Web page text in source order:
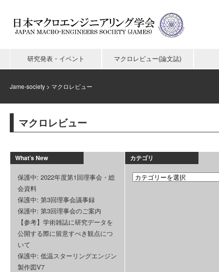
研究発表・イベント マクロレビュー(論文誌)
Jame-society > マクロレビュー
マクロレビュー
What’s New
保護中: 2022年度第1回理事会・総
会資料
保護中: 第3回理事会議事録
保護中: 第3回理事会のご案内
【参考】学術雑誌に研究データを
公開する際に留意すべき観点につ
いて
保護中: 低温スターリングエンジン
製作図V7
カテゴリ